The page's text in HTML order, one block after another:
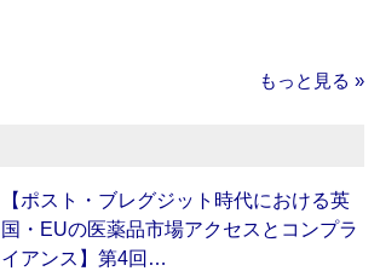
もっと見る »
【ポスト・ブレグジット時代における英
国・EUの医薬品市場アクセスとコンプラ
イアンス】第4回…